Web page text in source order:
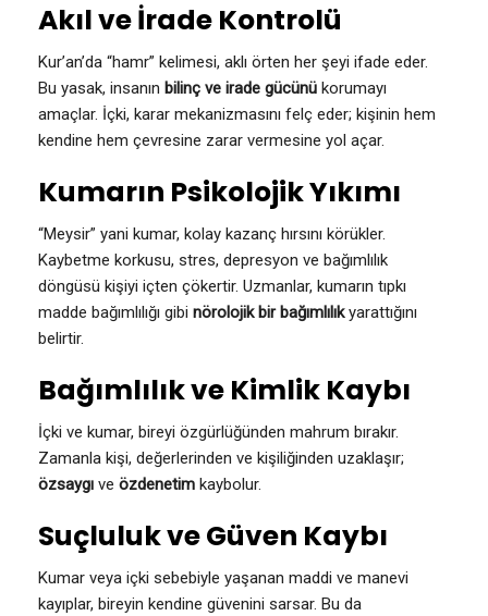
Akıl ve İrade Kontrolü
Kur’an’da “hamr” kelimesi, aklı örten her şeyi ifade eder.
Bu yasak, insanın bilinç ve irade gücünü korumayı
amaçlar. İçki, karar mekanizmasını felç eder; kişinin hem
kendine hem çevresine zarar vermesine yol açar.
Kumarın Psikolojik Yıkımı
“Meysir” yani kumar, kolay kazanç hırsını körükler.
Kaybetme korkusu, stres, depresyon ve bağımlılık
döngüsü kişiyi içten çökertir. Uzmanlar, kumarın tıpkı
madde bağımlılığı gibi nörolojik bir bağımlılıkyarattığını
belirtir.
Bağımlılık ve Kimlik Kaybı
İçki ve kumar, bireyi özgürlüğünden mahrum bırakır.
Zamanla kişi, değerlerinden ve kişiliğinden uzaklaşır;
özsaygı ve özdenetim kaybolur.
Suçluluk ve Güven Kaybı
Kumar veya içki sebebiyle yaşanan maddi ve manevi
kayıplar, bireyin kendine güvenini sarsar. Bu da